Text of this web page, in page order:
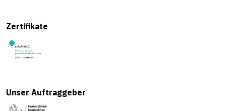
Zertifikate
Unser Auftraggeber